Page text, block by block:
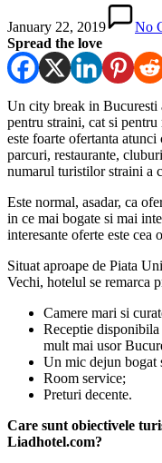
January 22, 2019
No
Spread the love
Un city break in Bucuresti
pentru straini, cat si
este foarte ofertanta
parcuri, restaurante,
numarul turistilor straini a
Este normal, asadar, ca
in ce mai bogate si mai
interesante oferte este
Situat aproape de Piata
Vechi, hotelul se remarca
Camere mari si
Receptie disponibila
mult mai usor
Un mic dejun bogat
Room service;
Preturi decente.
Care sunt obiectivele
Liadhotel.com?